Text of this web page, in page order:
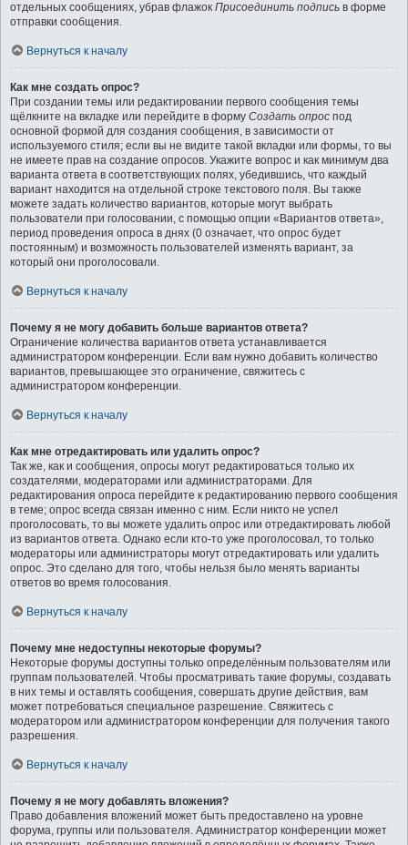
отдельных сообщениях, убрав флажок Присоединить подпись в форме
отправки сообщения.
Вернуться к началу
Как мне создать опрос?
При создании темы или редактировании первого сообщения темы
щёлкните на вкладке или перейдите в форму Создать опрос под
основной формой для создания сообщения, в зависимости от
используемого стиля; если вы не видите такой вкладки или формы, то вы
не имеете прав на создание опросов. Укажите вопрос и как минимум два
варианта ответа в соответствующих полях, убедившись, что каждый
вариант находится на отдельной строке текстового поля. Вы также
можете задать количество вариантов, которые могут выбрать
пользователи при голосовании, с помощью опции «Вариантов ответа»,
период проведения опроса в днях (0 означает, что опрос будет
постоянным) и возможность пользователей изменять вариант, за
который они проголосовали.
Вернуться к началу
Почему я не могу добавить больше вариантов ответа?
Ограничение количества вариантов ответа устанавливается
администратором конференции. Если вам нужно добавить количество
вариантов, превышающее это ограничение, свяжитесь с
администратором конференции.
Вернуться к началу
Как мне отредактировать или удалить опрос?
Так же, как и сообщения, опросы могут редактироваться только их
создателями, модераторами или администраторами. Для
редактирования опроса перейдите к редактированию первого сообщения
в теме; опрос всегда связан именно с ним. Если никто не успел
проголосовать, то вы можете удалить опрос или отредактировать любой
из вариантов ответа. Однако если кто-то уже проголосовал, то только
модераторы или администраторы могут отредактировать или удалить
опрос. Это сделано для того, чтобы нельзя было менять варианты
ответов во время голосования.
Вернуться к началу
Почему мне недоступны некоторые форумы?
Некоторые форумы доступны только определённым пользователям или
группам пользователей. Чтобы просматривать такие форумы, создавать
в них темы и оставлять сообщения, совершать другие действия, вам
может потребоваться специальное разрешение. Свяжитесь с
модератором или администратором конференции для получения такого
разрешения.
Вернуться к началу
Почему я не могу добавлять вложения?
Право добавления вложений может быть предоставлено на уровне
форума, группы или пользователя. Администратор конференции может